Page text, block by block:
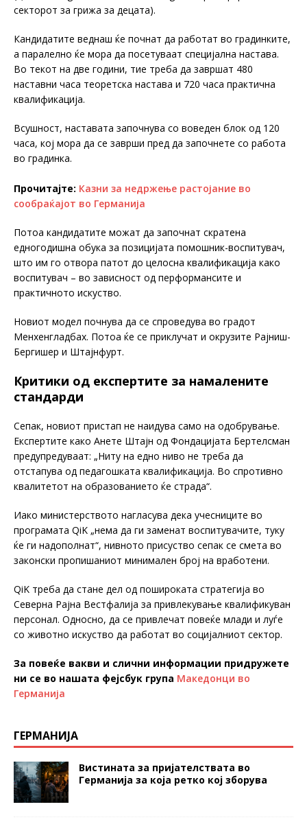
секторот за грижа за децата).
Кандидатите веднаш ќе почнат да работат во градинките,
а паралелно ќе мора да посетуваат специјална настава.
Во текот на две години, тие треба да завршат 480
наставни часа теоретска настава и 720 часа практична
квалификација.
Всушност, наставата започнува со воведен блок од 120
часа, кој мора да се заврши пред да започнете со работа
во градинка.
Прочитајте: Казни за недржење растојание во
сообраќајот во Германија
Потоа кандидатите можат да започнат скратена
едногодишна обука за позицијата помошник-воспитувач,
што им го отвора патот до целосна квалификација како
воспитувач – во зависност од перформансите и
практичното искуство.
Новиот модел почнува да се спроведува во градот
Менхенгладбах. Потоа ќе се приклучат и окрузите Рајниш-
Бергишер и Штајнфурт.
Критики од експертите за намалените
стандарди
Сепак, новиот пристап не наидува само на одобрување.
Експертите како Анете Штајн од Фондацијата Бертелсман
предупредуваат: „Ниту на едно ниво не треба да
отстапува од педагошката квалификација. Во спротивно
квалитетот на образованието ќе страда“.
Иако министерството нагласува дека учесниците во
програмата QiK „нема да ги заменат воспитувачите, туку
ќе ги надополнат“, нивното присуство сепак се смета во
законски пропишаниот минимален број на вработени.
QiK треба да стане дел од пошироката стратегија во
Северна Рајна Вестфалија за привлекување квалификуван
персонал. Односно, да се привлечат повеќе млади и луѓе
со животно искуство да работат во социјалниот сектор.
За повеќе вакви и слични информации придружете
ни се во нашата фејсбук група Македонци во
Германија
ГЕРМАНИЈА
Вистината за пријателствата во
Германија за која ретко кој зборува